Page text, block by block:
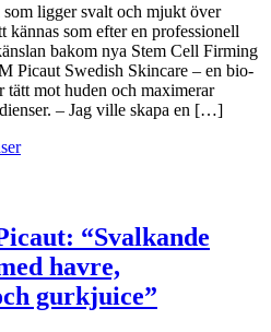
som ligger svalt och mjukt över
kännas som efter en professionell
bakom nya Stem Cell Firming
Picaut Swedish Skincare – en bio-
tätt mot huden och maximerar
– Jag ville skapa en […]
“Svalkande
havre,
gurkjuice”